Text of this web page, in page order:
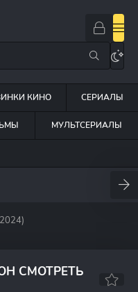
КИНО СЕРИАЛЫ
МУЛЬТСЕРИАЛЫ
СМОТРЕТЬ